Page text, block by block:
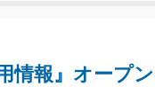
情報』オープ